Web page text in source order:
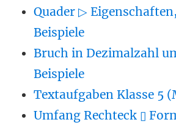
Quader ▷
Beispiele
Bruch in Dezimalzahl
Beispiele
Textaufgaben Klasse 5
Umfang Rechteck ▯